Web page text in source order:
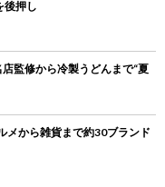
後押し
監修から冷製うどんまで“夏
から雑貨まで約30ブランド